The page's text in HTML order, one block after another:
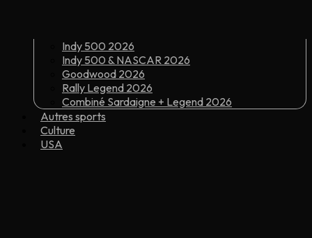
Indy 500 2026
Indy 500 & NASCAR 2026
Goodwood 2026
Rally Legend 2026
Combiné Sardaigne + Legend 2026
Autres sports
Culture
USA